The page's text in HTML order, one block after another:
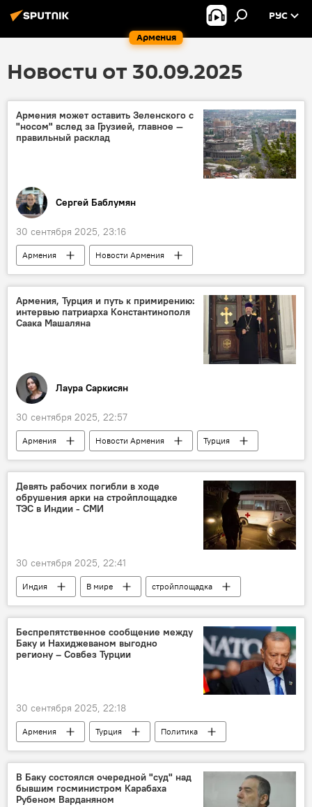
Армения
РУС
Новости от 30.09.2025
Армения может оставить Зеленского с
"носом" вслед за Грузией, главное —
правильный расклад
Сергей Баблумян
30 сентября 2025, 23:16
Армения
Новости Армения
Колумнисты
Армения, Турция и путь к примирению:
интервью патриарха Константинополя
Саака Машаляна
Лаура Саркисян
30 сентября 2025, 22:57
Армения Новости Армения
Турция
Общество
Девять рабочих погибли в ходе
обрушения арки на стройплощадке
ТЭС в Индии - СМИ
30 сентября 2025, 22:41
Индия В мире стройплощадка
Беспрепятственное сообщение между
Баку и Нахиджеваном выгодно
региону – Совбез Турции
30 сентября 2025, 22:18
Армения Турция
Политика
сообщение
Новости Армения
В Баку состоялся очередной "суд" над
бывшим госминистром Карабаха
Рубеном Варданяном